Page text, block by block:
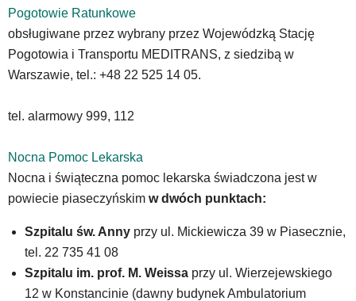
dedykowane
skróty
klawiaturowe,
zatem
jest
standardowy
sposób.
stronie
się
znajdować
powszechnie
używane
Pogotowie Ratunkowe
obsługiwane przez wybrany przez Wojewódzką Stację
Pogotowia i Transportu MEDITRANS, z siedzibą w
Warszawie, tel.: +48 22 525 14 05.
tel. alarmowy 999, 112
Nocna Pomoc Lekarska
Nocna i świąteczna pomoc lekarska świadczona jest w
powiecie piaseczyńskim w dwóch punktach:
Szpitalu św. Anny przy ul. Mickiewicza 39 w Piasecznie,
tel. 22 735 41 08
Szpitalu im. prof. M. Weissa przy ul. Wierzejewskiego
12 w Konstancinie (dawny budynek Ambulatorium